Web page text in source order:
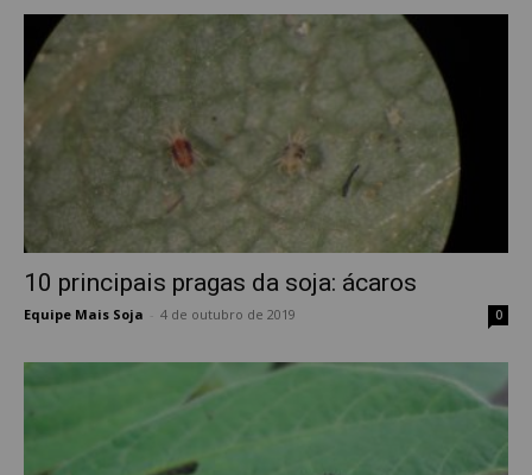
10 principais pragas da soja: ácaros
Equipe Mais Soja 4 de outubro de 2019 0